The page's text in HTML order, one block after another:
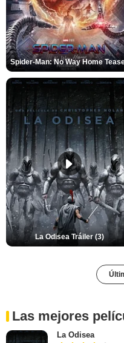
Spider-Man: No Way Home
La Odisea Tráiler (3)
Las mejores
La Odisea